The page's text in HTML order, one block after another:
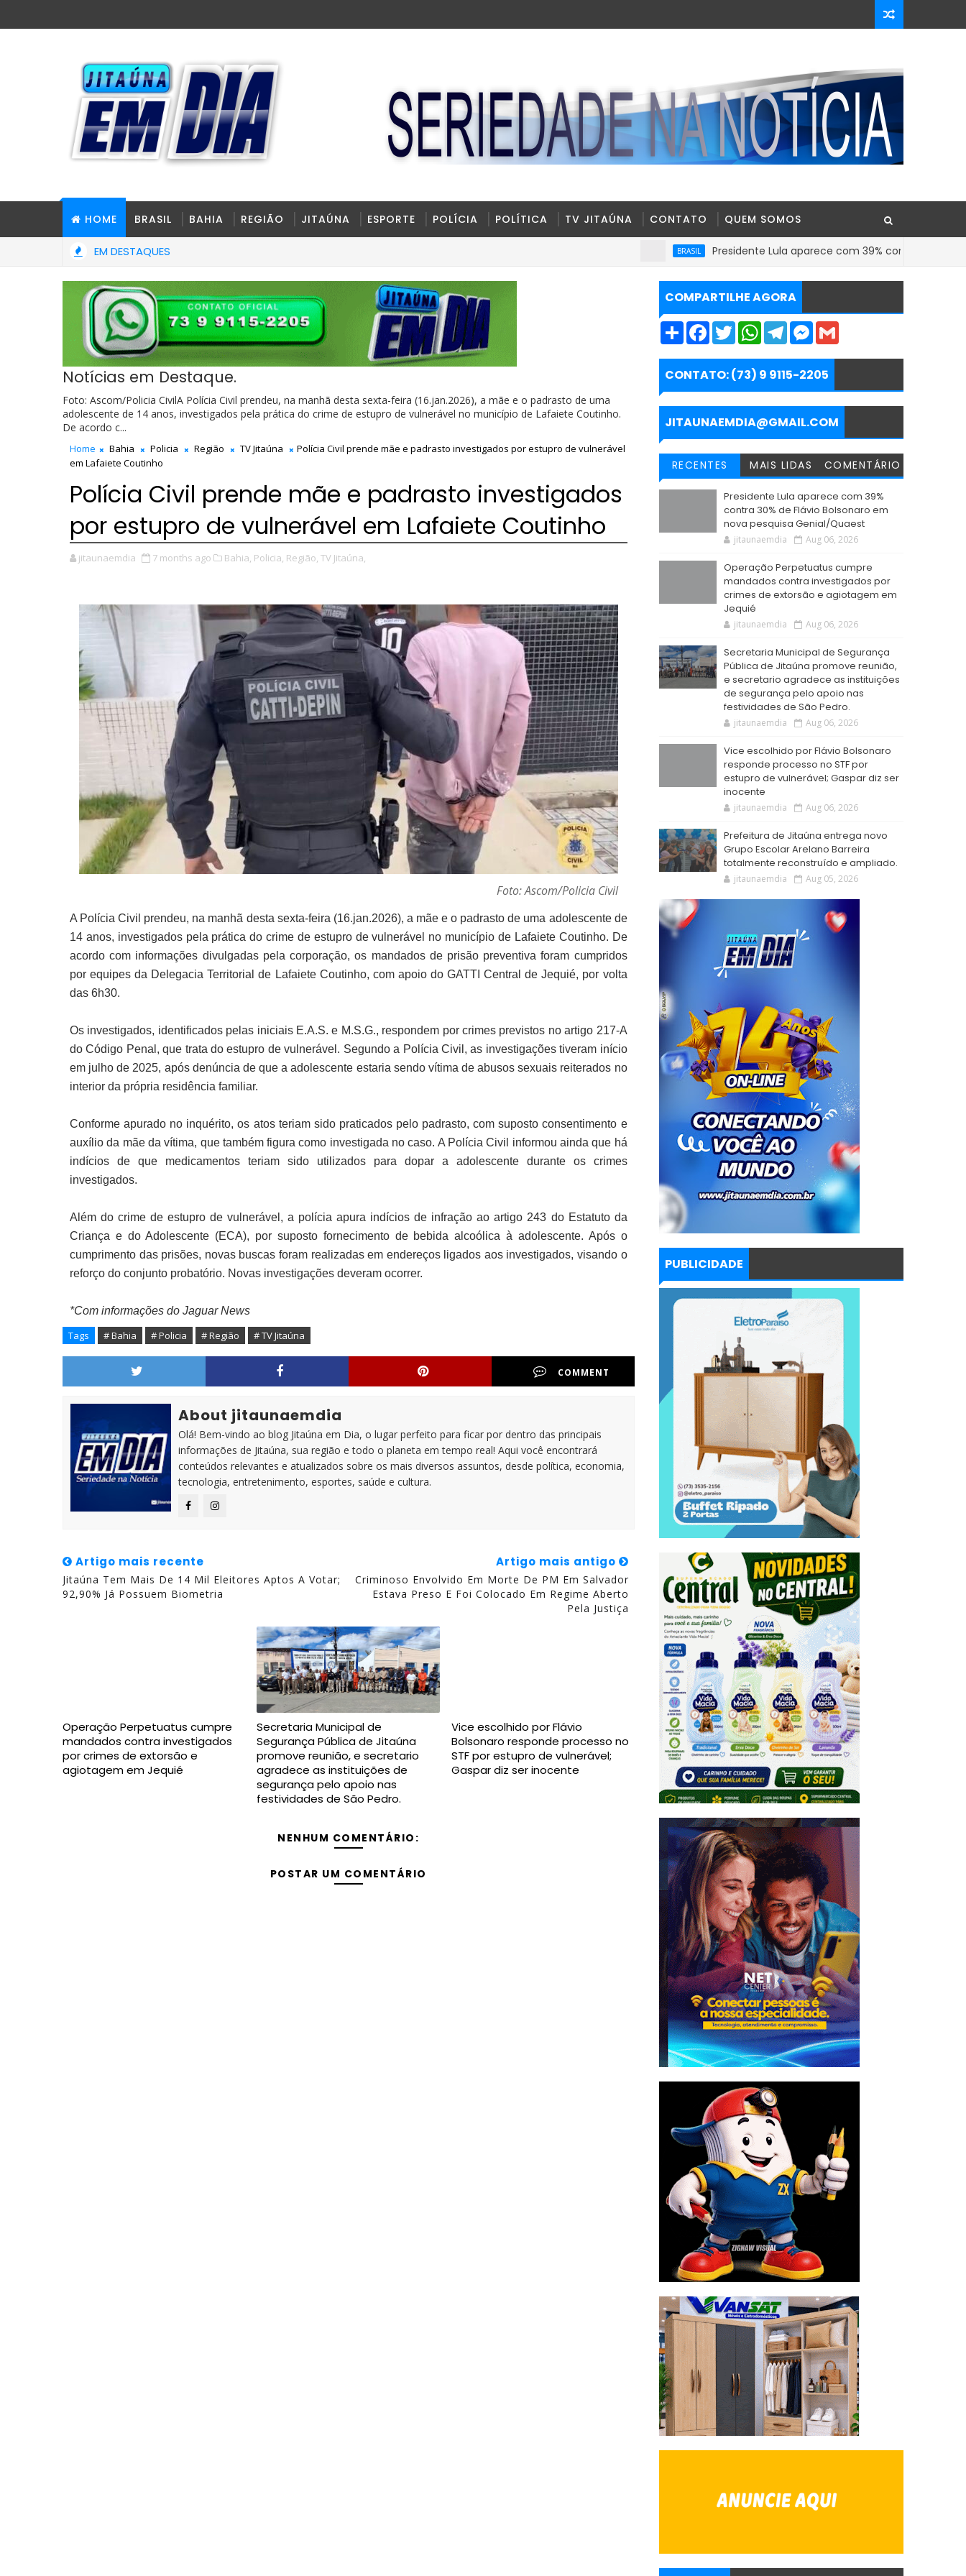
HOME BRASIL BAHIA REGIÃO JITAÚNA ESPORTE POLÍCIA POLÍTICA TV JITAÚNA CONTATO QUEM SOMOS
EM DESTAQUES
Presidente Lula aparece com 39% contra 30% de Flávio
Jitaúna entrega novo Grupo Escolar Arelano Barreira totalmente reconstruído e ampliado.
Notícias em Destaque.
Foto: Ascom/Policia CivilA Polícia Civil prendeu, na manhã desta sexta-feira (16.jan.2026), a mãe e o padrasto de uma
adolescente de 14 anos, investigados pela prática do crime de estupro de vulnerável no município de Lafaiete Coutinho.
De acordo c...
Home Bahia Policia Região TV Jitaúna
Polícia Civil prende mãe e padrasto investigados por estupro de vulnerável
em Lafaiete Coutinho
Polícia Civil prende mãe e padrasto investigados
por estupro de vulnerável em Lafaiete Coutinho
jitaunaemdia 7 months ago Bahia, Policia, Região, TV Jitaúna,
Foto: Ascom/Policia Civil
A Polícia Civil prendeu, na manhã desta sexta-feira (16.jan.2026), a mãe e o padrasto de uma adolescente de
14 anos, investigados pela prática do crime de estupro de vulnerável no município de Lafaiete Coutinho. De
acordo com informações divulgadas pela corporação, os mandados de prisão preventiva foram cumpridos
por equipes da Delegacia Territorial de Lafaiete Coutinho, com apoio do GATTI Central de Jequié, por volta
das 6h30.
Os investigados, identificados pelas iniciais E.A.S. e M.S.G., respondem por crimes previstos no artigo 217-A
do Código Penal, que trata do estupro de vulnerável. Segundo a Polícia Civil, as investigações tiveram início
em julho de 2025, após denúncia de que a adolescente estaria sendo vítima de abusos sexuais reiterados no
interior da própria residência familiar.
Conforme apurado no inquérito, os atos teriam sido praticados pelo padrasto, com suposto consentimento e
auxílio da mãe da vítima, que também figura como investigada no caso. A Polícia Civil informou ainda que há
indícios de que medicamentos teriam sido utilizados para dopar a adolescente durante os crimes
investigados.
Além do crime de estupro de vulnerável, a polícia apura indícios de infração ao artigo 243 do Estatuto da
Criança e do Adolescente (ECA), por suposto fornecimento de bebida alcoólica à adolescente. Após o
cumprimento das prisões, novas buscas foram realizadas em endereços ligados aos investigados, visando o
reforço do conjunto probatório. Novas investigações deveram ocorrer.
*Com informações do Jaguar News
Tags # Bahia # Policia # Região # TV Jitaúna
COMMENT
About jitaunaemdia
Olá! Bem-vindo ao blog Jitaúna em Dia, o lugar perfeito para ficar por dentro das principais
informações de Jitaúna, sua região e todo o planeta em tempo real! Aqui você encontrará
conteúdos relevantes e atualizados sobre os mais diversos assuntos, desde política, economia,
tecnologia, entretenimento, esportes, saúde e cultura.
Artigo mais recente
Jitaúna Tem Mais De 14 Mil Eleitores Aptos A Votar;
92,90% Já Possuem Biometria
Artigo mais antigo
Criminoso Envolvido Em Morte De PM Em Salvador
Estava Preso E Foi Colocado Em Regime Aberto
Pela Justiça
Operação Perpetuatus cumpre
mandados contra investigados
por crimes de extorsão e
agiotagem em Jequié
Secretaria Municipal de
Segurança Pública de Jitaúna
promove reunião, e secretario
agradece as instituições de
segurança pelo apoio nas
festividades de São Pedro.
Vice escolhido por Flávio
Bolsonaro responde processo no
STF por estupro de vulnerável;
Gaspar diz ser inocente
NENHUM COMENTÁRIO:
POSTAR UM COMENTÁRIO
COMPARTILHE AGORA
S
r
e
F
e
b
o
k
T
w
t
t
e
r
W
t
s
p
p
T
e
g
a
m
M
s
e
g
e
r
i
CONTATO: (73) 9 9115-2205
JITAUNAEMDIA@GMAIL.COM
RECENTES MAIS LIDAS COMENTÁRIO
Presidente Lula aparece com 39%
contra 30% de Flávio Bolsonaro em
nova pesquisa Genial/Quaest
jitaunaemdia Aug 06, 2026
Operação Perpetuatus cumpre
mandados contra investigados por
crimes de extorsão e agiotagem em
Jequié
jitaunaemdia Aug 06, 2026
Secretaria Municipal de Segurança
Pública de Jitaúna promove reunião,
e secretario agradece as instituições
de segurança pelo apoio nas
festividades de São Pedro.
jitaunaemdia Aug 06, 2026
Vice escolhido por Flávio Bolsonaro
responde processo no STF por
estupro de vulnerável; Gaspar diz ser
inocente
jitaunaemdia Aug 06, 2026
Prefeitura de Jitaúna entrega novo
Grupo Escolar Arelano Barreira
totalmente reconstruído e ampliado.
jitaunaemdia Aug 05, 2026
PUBLICIDADE